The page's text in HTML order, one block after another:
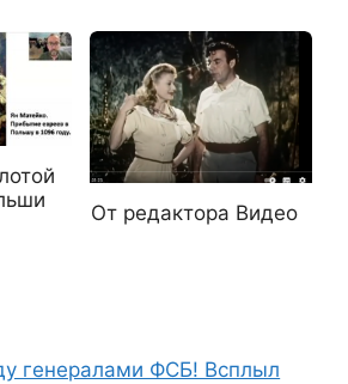
От редактора Видео
генералами ФСБ! Всплыл